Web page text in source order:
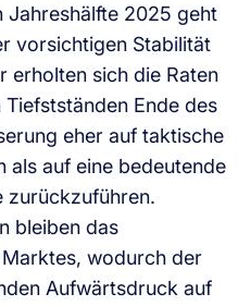
Jahreshälfte 2025 geht
vorsichtigen Stabilität
erholten sich die Raten
Ende des
eher auf taktische
als auf eine bedeutende
zurückzuführen.
bleiben das
wodurch der
Aufwärtsdruck auf